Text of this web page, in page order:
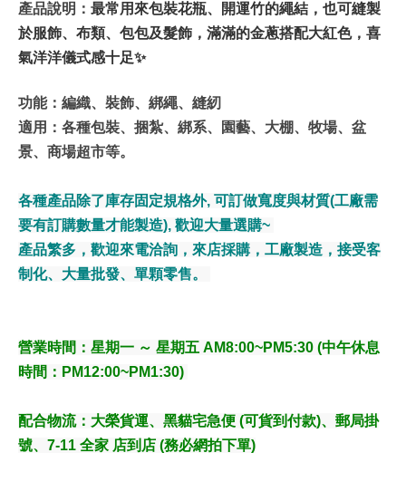
產品說明： 最常用來包裝花瓶、開運竹的繩結，也可縫製
於服飾、布類、包包及髮飾，滿滿的金蔥搭配大紅色，喜
氣洋洋儀式感十足✨
功能：編織、裝飾、綁繩、縫紉
適用：各種包裝、捆紮、綁系、園藝、大棚、牧場、盆
景、商場超市等。
各種產品除了庫存固定規格外, 可訂做寬度與材質(工廠需
要有訂購數量才能製造), 歡迎大量選購~
產品繁多，歡迎來電洽詢，來店採購，工廠製造，接受客
制化、大量批發、單顆零售。
營業時間：星期一 ～ 星期五 AM8:00~PM5:30 (中午休息
時間：PM12:00~PM1:30)
配合物流：大榮貨運、黑貓宅急便 (可貨到付款)、郵局掛
號、7-11 全家 店到店 (務必網拍下單)